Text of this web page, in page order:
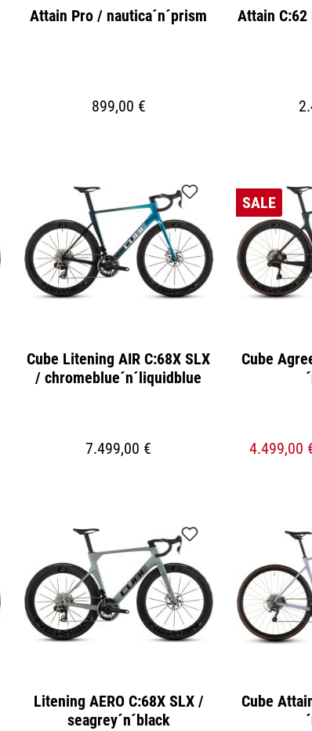
Attain Pro / nautica´n´prism
899,00 €
Attain C:62
Cube Litening AIR C:68X SLX
/ chromeblue´n´liquidblue
7.499,00 €
SALE
Cube
4.499,00
Litening AERO C:68X SLX /
seagrey´n´black
Cube